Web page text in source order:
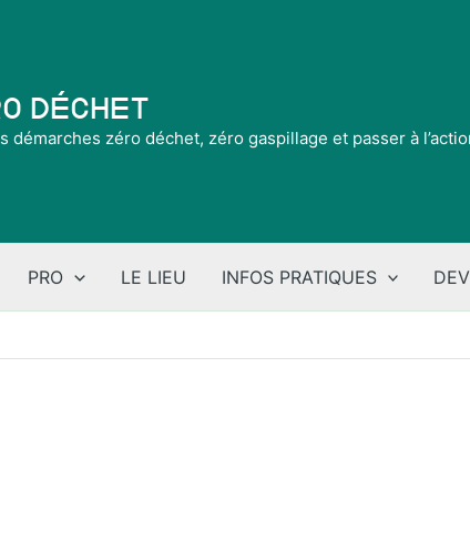
Déchet
zéro déchet, zéro gaspillage et passer à
PRO LE LIEU INFOS PRATIQUES